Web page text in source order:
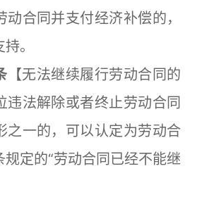
动合同并支付经济补偿的，
。
【无法继续履行劳动合同的
违法解除或者终止劳动合同
之一的，可以认定为劳动合
规定的“劳动合同已经不能继